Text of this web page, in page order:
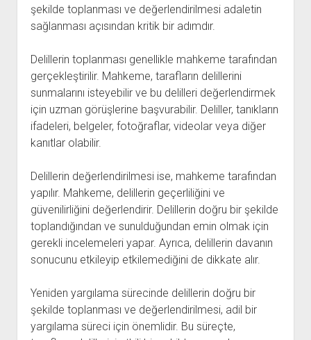
şekilde toplanması ve değerlendirilmesi adaletin
sağlanması açısından kritik bir adımdır.
Delillerin toplanması genellikle mahkeme tarafından
gerçekleştirilir. Mahkeme, tarafların delillerini
sunmalarını isteyebilir ve bu delilleri değerlendirmek
için uzman görüşlerine başvurabilir. Deliller, tanıkların
ifadeleri, belgeler, fotoğraflar, videolar veya diğer
kanıtlar olabilir.
Delillerin değerlendirilmesi ise, mahkeme tarafından
yapılır. Mahkeme, delillerin geçerliliğini ve
güvenilirliğini değerlendirir. Delillerin doğru bir şekilde
toplandığından ve sunulduğundan emin olmak için
gerekli incelemeleri yapar. Ayrıca, delillerin davanın
sonucunu etkileyip etkilemediğini de dikkate alır.
Yeniden yargılama sürecinde delillerin doğru bir
şekilde toplanması ve değerlendirilmesi, adil bir
yargılama süreci için önemlidir. Bu süreçte,